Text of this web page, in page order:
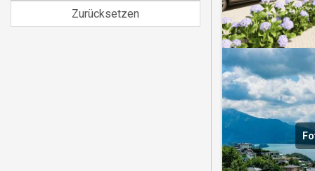
Zurücksetzen